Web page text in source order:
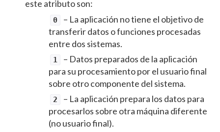
este atributo son:
0
– La aplicación no tiene el objetivo de
transferir datos o funciones procesadas
entre dos sistemas.
1
– Datos preparados de la aplicación
para su procesamiento por el usuario final
sobre otro componente del sistema.
2
– La aplicación prepara los datos para
procesarlos sobre otra máquina diferente
(no usuario final).